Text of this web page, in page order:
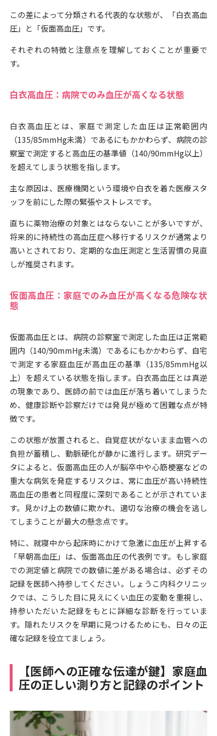
この差によって分類される代表的な状態が、「白衣高血
圧」と「仮面高血圧」です。
それぞれの特徴と注意点を理解しておくことが重要で
す。
白衣高血圧：病院でのみ血圧が高くなる状態
白衣高血圧とは、家庭で測定した血圧は正常範囲内
（135/85mmHg未満）であるにもかかわらず、病院の診
察室で測定すると高血圧の基準値（140/90mmHg以上）
を超えてしまう状態を指します。
主な原因は、医療機関という環境や白衣を着た医療スタ
ッフを前にした際の緊張やストレスです。
直ちに薬物治療の対象とはならないことが多いですが、
将来的に持続性の高血圧症へ移行するリスクが通常より
高いとされており、定期的な血圧測定と生活習慣の見直
しが推奨されます。
仮面高血圧：家庭でのみ血圧が高くなる危険な状
態
仮面高血圧とは、病院の診察室で測定した血圧は正常範
囲内（140/90mmHg未満）であるにもかかわらず、自宅
で測定する家庭血圧が高血圧の基準（135/85mmHg以
上）を超えている状態を指します。白衣高血圧とは真逆
の現象であり、医師の前では血圧が落ち着いてしまうた
め、健康診断や診察だけでは発見が極めて困難な点が特
徴です。
この状態が放置されると、自覚症状がないまま血管への
負担が蓄積し、動脈硬化が静かに進行します。研究デー
タによると、仮面高血圧の人が脳卒中や心筋梗塞などの
重大な病気を発症するリスクは、常に血圧が高い持続性
高血圧の患者と同程度に深刻であることが示されていま
す。見かけ上の数値に欺かれ、適切な治療の機会を逃し
てしまうことが最大の懸念点です。
特に、就寝中から起床時にかけて急激に血圧が上昇する
「早朝高血圧」は、仮面高血圧の代表例です。もし家庭
での測定値と病院での数値に差がある場合は、必ずその
記録を医師へ持参してください。しょうこ内科クリニッ
クでは、こうした目に見えにくい血圧の変動を重視し、
持参いただいた記録をもとに詳細な診断を行っていま
す。隠れたリスクを早期に見つけるためにも、日々の正
確な記録を役立てましょう。
【医師への正確な伝達が鍵】家庭血
圧の正しい測り方と記録のポイント